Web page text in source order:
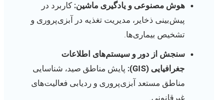
هوش مصنوعی و یادگیری ماشین: کاربرد در
پیش‌بینی ذخایر، مدیریت تغذیه در آبزی‌پروری و
تشخیص بیماری‌ها.
سنجش از دور و سیستم‌های اطلاعات
جغرافیایی (GIS):
پایش مناطق صید، شناسایی
مناطق مستعد آبزی‌پروری و ردیابی فعالیت‌های
غیرقانونی.